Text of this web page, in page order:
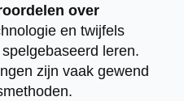
over
en twijfels
leren.
zijn vaak gewend